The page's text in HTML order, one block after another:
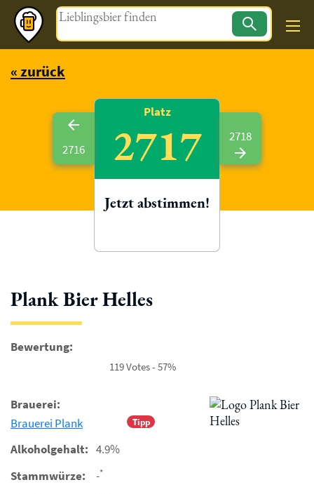
Magazin
« zurück
Plank Bier Helles
Bewertung:
119 Votes - 57%
Brauerei:
Tipp
Brauerei Plank
Alkoholgehalt: 4.9%
Stammwürze:
-*
2716
Platz
2717
Jetzt abstimmen!
2718